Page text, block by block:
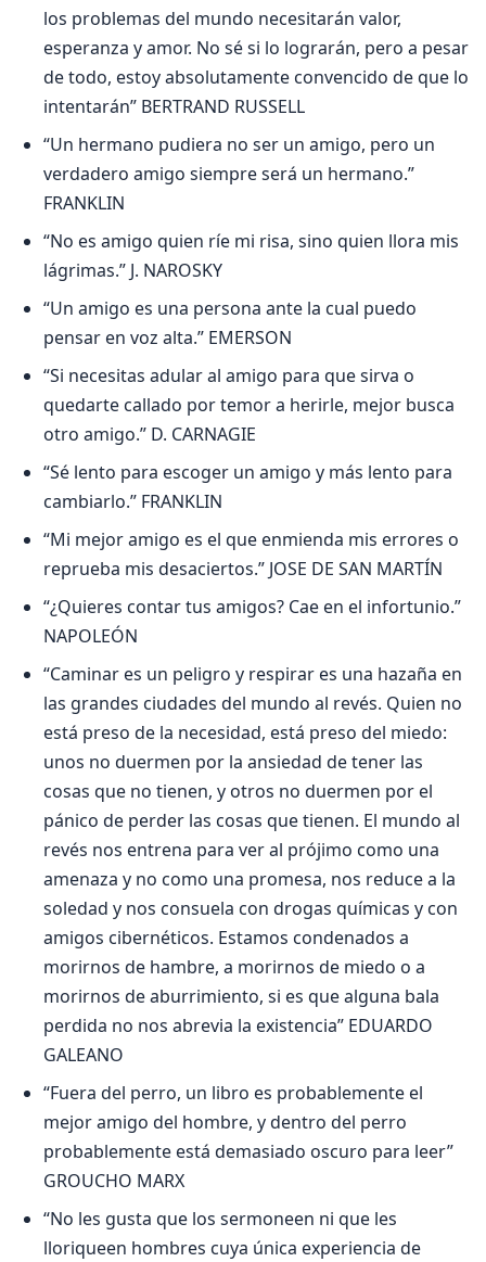
los problemas del mundo necesitarán valor,
esperanza y amor. No sé si lo lograrán, pero a pesar
de todo, estoy absolutamente convencido de que lo
intentarán” BERTRAND RUSSELL
“Un hermano pudiera no ser un amigo, pero un
verdadero amigo siempre será un hermano.”
FRANKLIN
“No es amigo quien ríe mi risa, sino quien llora mis
lágrimas.” J. NAROSKY
“Un amigo es una persona ante la cual puedo
pensar en voz alta.” EMERSON
“Si necesitas adular al amigo para que sirva o
quedarte callado por temor a herirle, mejor busca
otro amigo.” D. CARNAGIE
“Sé lento para escoger un amigo y más lento para
cambiarlo.” FRANKLIN
“Mi mejor amigo es el que enmienda mis errores o
reprueba mis desaciertos.” JOSE DE SAN MARTÍN
“¿Quieres contar tus amigos? Cae en el infortunio.”
NAPOLEÓN
“Caminar es un peligro y respirar es una hazaña en
las grandes ciudades del mundo al revés. Quien no
está preso de la necesidad, está preso del miedo:
unos no duermen por la ansiedad de tener las
cosas que no tienen, y otros no duermen por el
pánico de perder las cosas que tienen. El mundo al
revés nos entrena para ver al prójimo como una
amenaza y no como una promesa, nos reduce a la
soledad y nos consuela con drogas químicas y con
amigos cibernéticos. Estamos condenados a
morirnos de hambre, a morirnos de miedo o a
morirnos de aburrimiento, si es que alguna bala
perdida no nos abrevia la existencia” EDUARDO
GALEANO
“Fuera del perro, un libro es probablemente el
mejor amigo del hombre, y dentro del perro
probablemente está demasiado oscuro para leer”
GROUCHO MARX
“No les gusta que los sermoneen ni que les
lloriqueen hombres cuya única experiencia de